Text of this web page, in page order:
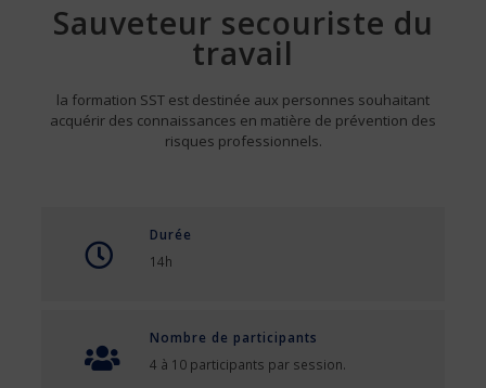
Sauveteur secouriste du
travail
la formation SST est destinée aux personnes souhaitant
acquérir des connaissances en matière de prévention des
risques professionnels.
Durée
14h
Nombre de participants
4 à 10 participants par session.